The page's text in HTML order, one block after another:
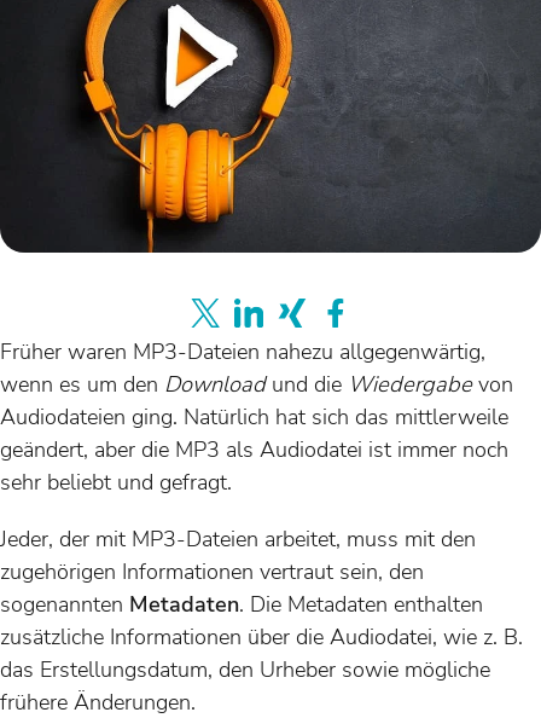
Früher waren MP3-Dateien nahezu allgegenwärtig,
wenn es um den Downloadund die Wiedergabevon
Audiodateien ging. Natürlich hat sich das mittlerweile
geändert, aber die MP3 als Audiodatei ist immer noch
sehr beliebt und gefragt.
Jeder, der mit MP3-Dateien arbeitet, muss mit den
zugehörigen Informationen vertraut sein, den
sogenannten Metadaten. Die Metadaten enthalten
zusätzliche Informationen über die Audiodatei, wie z. B.
das Erstellungsdatum, den Urheber sowie mögliche
frühere Änderungen.